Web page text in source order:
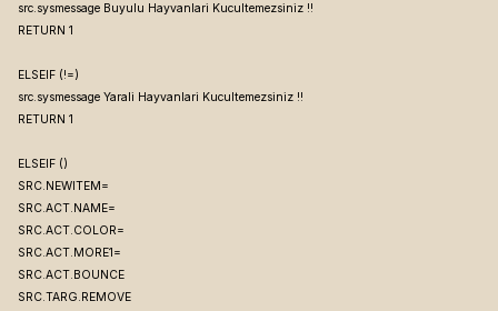
src.sysmessage Buyulu Hayvanlari Kucultemezsiniz !!
RETURN 1
ELSEIF (!=)
src.sysmessage Yarali Hayvanlari Kucultemezsiniz !!
RETURN 1
ELSEIF ()
SRC.NEWITEM=
SRC.ACT.NAME=
SRC.ACT.COLOR=
SRC.ACT.MORE1=
SRC.ACT.BOUNCE
SRC.TARG.REMOVE